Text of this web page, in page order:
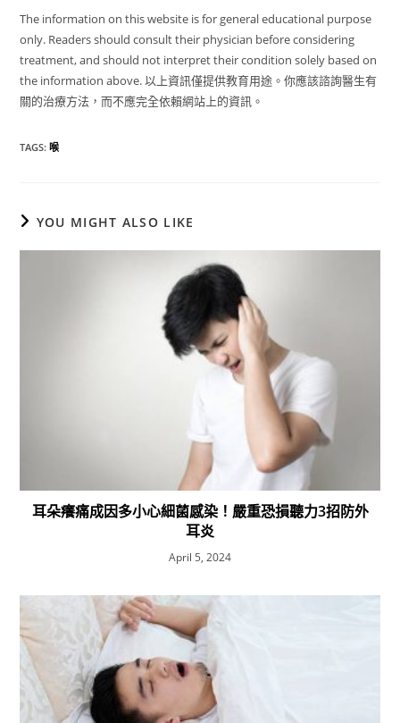
The information on this website is for general educational purpose
only. Readers should consult their physician before considering
treatment, and should not interpret their condition solely based on
the information above. 以上資訊僅提供教育用途。你應該諮詢醫生有
關的治療方法，而不應完全依賴網站上的資訊。
TAGS:喉
YOU MIGHT ALSO LIKE
耳朵癢痛成因多小心細菌感染！嚴重恐損聽力3招防外
耳炎
April 5, 2024